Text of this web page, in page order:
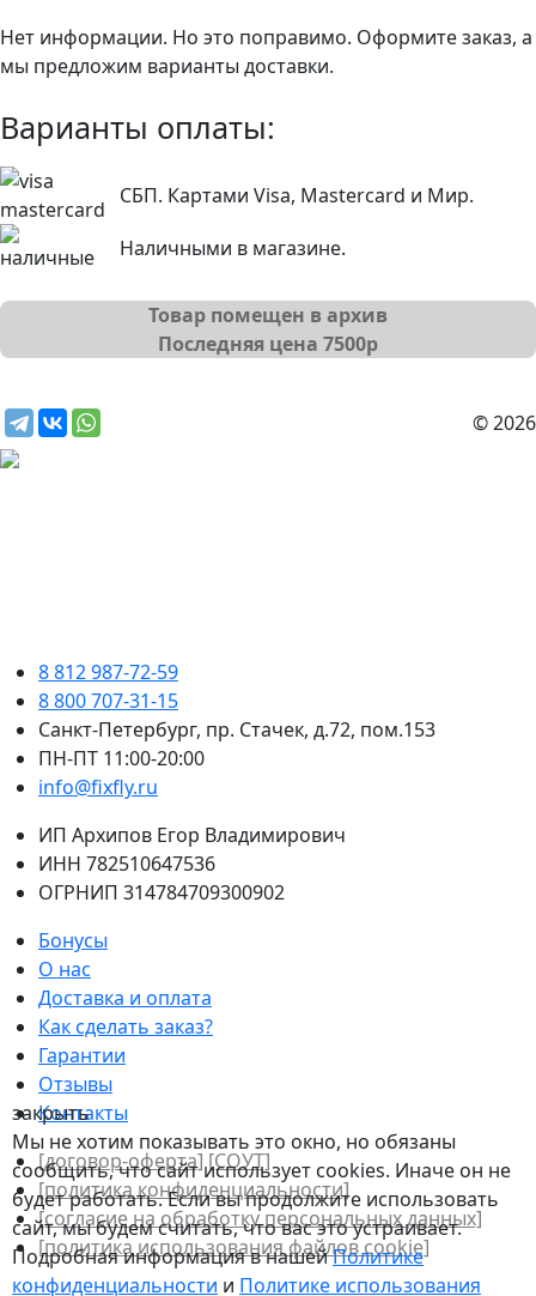
закрыть
Мы не хотим показывать это окно, но обязаны
сообщить, что сайт использует cookies. Иначе он не
будет работать. Если вы продолжите использовать
сайт, мы будем считать, что вас это устраивает.
Подробная информация в нашейПолитике
конфиденциальности и Политике использования
Нет информации. Но это поправимо. Оформите заказ, а
мы предложим варианты доставки.
Варианты оплаты:
СБП. Картами Visa, Mastercard и Мир.
Наличными в магазине.
Товар помещен в архив
Последняя цена 7500р
© 2026
8 812 987-72-59
8 800 707-31-15
Санкт-Петербург, пр. Стачек, д.72, пом.153
ПН-ПТ 11:00-20:00
info@fixfly.ru
ИП Архипов Егор Владимирович
ИНН 782510647536
ОГРНИП 314784709300902
Бонусы
О нас
Доставка и оплата
Как сделать заказ?
Гарантии
Отзывы
Контакты
[договор-оферта] [СОУТ]
[политикa конфиденциальности]
[согласие на обработку персональных данных]
[политика использования файлов сookie]